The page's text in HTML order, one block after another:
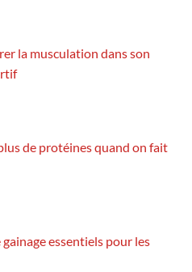
la musculation dans son
de protéines quand on fait
gainage essentiels pour les